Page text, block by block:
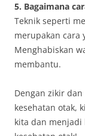
5. Bagaimana
Teknik seperti
merupakan cara
Menghabiskan
membantu.
Dengan zikir
kesehatan otak,
kita dan